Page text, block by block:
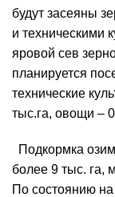
будут засеяны
и техническими
яровой сев
планируется
технические
тыс.га, овощи –
Подкормка
более 9 тыс. га,
По состоянию